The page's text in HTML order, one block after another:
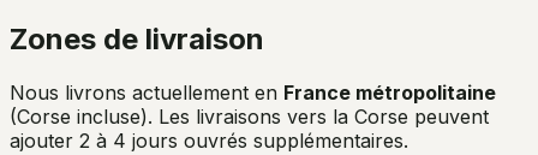
Zones de livraison
Nous livrons actuellement en France métropolitaine
(Corse incluse). Les livraisons vers la Corse peuvent
ajouter 2 à 4 jours ouvrés supplémentaires.